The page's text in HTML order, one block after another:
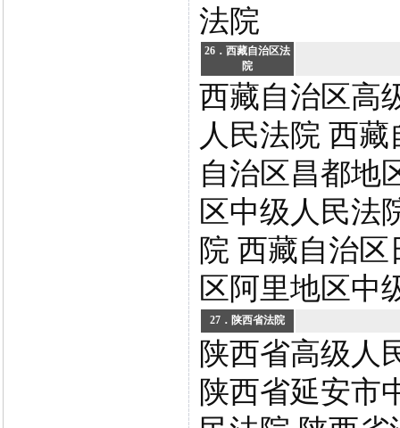
法院
26．西藏自治区法
院
西藏自治区高
人民法院 西
自治区昌都地
区中级人民法
院 西藏自治
区阿里地区中
27．陕西省法院
陕西省高级人
陕西省延安市